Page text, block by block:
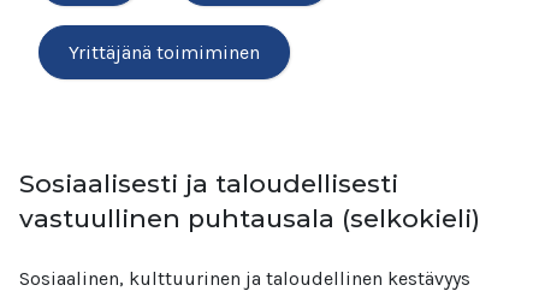
Yrittäjänä toimiminen
Sosiaalisesti ja taloudellisesti
vastuullinen puhtausala (selkokieli)
Sosiaalinen, kulttuurinen ja taloudellinen kestävyys